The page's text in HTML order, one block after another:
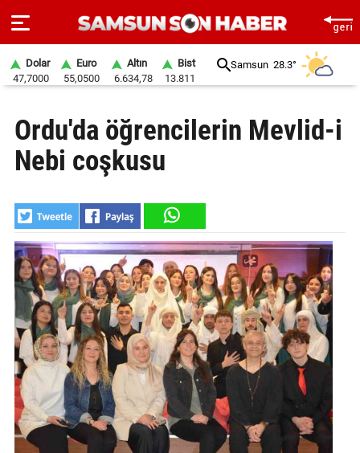
SAYFA
SAMSUN
SAMSUNSPOR
GÜNDEM
SİYASET
EKONOMİ
DÜNYA
MAGAZİN
GALERİ
Dolar
47,7000
Euro
55,0500
Altın
6.634,78
Bist
13.811
Samsun 28.3°
Ordu'da öğrencilerin Mevlid-i
Nebi coşkusu